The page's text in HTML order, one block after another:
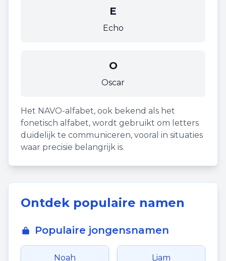
E
Echo
O
Oscar
Het NAVO-alfabet, ook bekend als het
fonetisch alfabet, wordt gebruikt om letters
duidelijk te communiceren, vooral in situaties
waar precisie belangrijk is.
Ontdek populaire namen
Populaire jongensnamen
Noah Liam